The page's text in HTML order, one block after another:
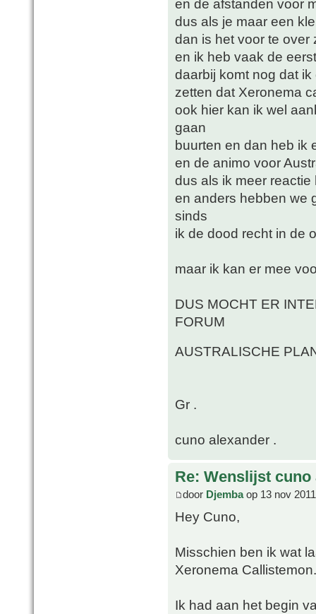
en de afstanden voor
dus als je maar een
dan is het voor te
en ik heb vaak de
daarbij komt nog dat
zetten dat Xeronema
ook hier kan ik wel
gaan
buurten en dan heb ik
en de animo voor
dus als ik meer
en anders hebben we
sinds
ik de dood recht in de
maar ik kan er mee
DUS MOCHT ER
FORUM
AUSTRALISCHE
Gr .
cuno alexander .
Re: Wenslijst cuno
door Djembaop 13 nov
Hey Cuno,
Misschien ben ik wat
Xeronema Callistemon.
Ik had aan het begin